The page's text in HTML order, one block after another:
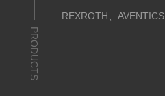
PRODUCTS
REXROTH、AVENTICS